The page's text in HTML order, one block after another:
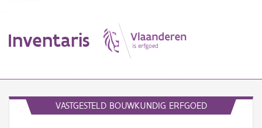
Inventaris
VASTGESTELD BOUWKUNDIG ERFGOED